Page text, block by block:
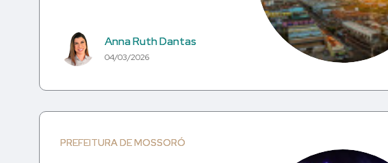
Anna Ruth Dantas
04/03/2026
PREFEITURA DE MOSSORÓ